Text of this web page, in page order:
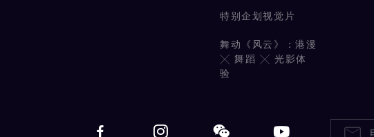
特别企划视觉片
舞动《风云》：港漫
╳ 舞蹈 ╳ 光影体
验
电子通讯